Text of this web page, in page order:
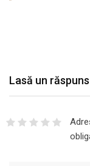
Lasă un răspuns